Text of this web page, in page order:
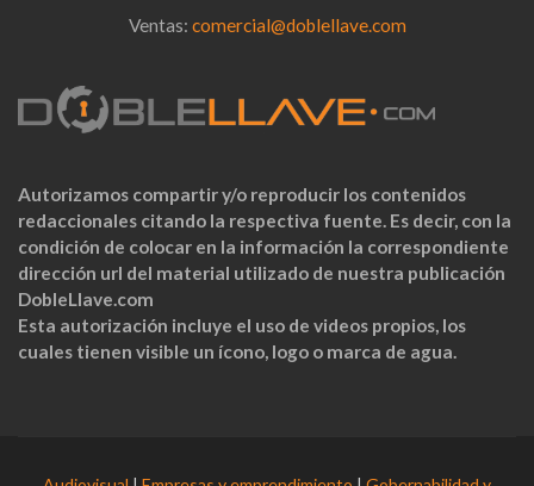
Ventas: comercial@doblellave.com
Autorizamos compartir y/o reproducir los contenidos
redaccionales citando la respectiva fuente. Es decir, con la
condición de colocar en la información la correspondiente
dirección url del material utilizado de nuestra publicación
DobleLlave.com
Esta autorización incluye el uso de videos propios, los
cuales tienen visible un ícono, logo o marca de agua.